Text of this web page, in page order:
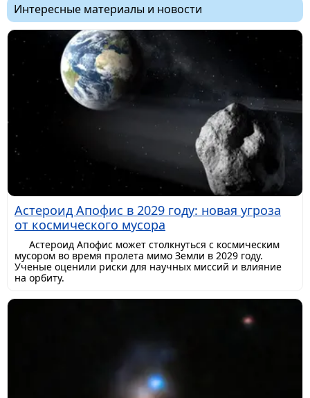
Интересные материалы и новости
Астероид Апофис в 2029 году: новая угроза
от космического мусора
Астероид Апофис может столкнуться с космическим
мусором во время пролета мимо Земли в 2029 году.
Ученые оценили риски для научных миссий и влияние
на орбиту.